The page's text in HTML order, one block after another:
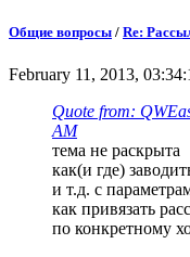
Общие вопросы / Re:
February 11, 2013,
Quote from:
AM
тема не раскрыта
как(и где)
и т.д. с
как привязать
по конкретному